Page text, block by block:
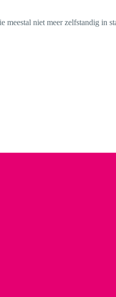
niet meer zelfstandig in